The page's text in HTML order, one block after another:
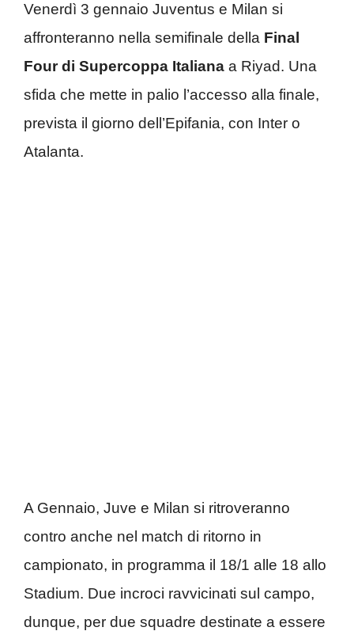
Venerdì 3 gennaio Juventus e Milan si
affronteranno nella semifinale della Final
Four di Supercoppa Italiana a Riyad. Una
sfida che mette in palio l’accesso alla finale,
prevista il giorno dell’Epifania, con Inter o
Atalanta.
A Gennaio, Juve e Milan si ritroveranno
contro anche nel match di ritorno in
campionato, in programma il 18/1 alle 18 allo
Stadium. Due incroci ravvicinati sul campo,
dunque, per due squadre destinate a essere